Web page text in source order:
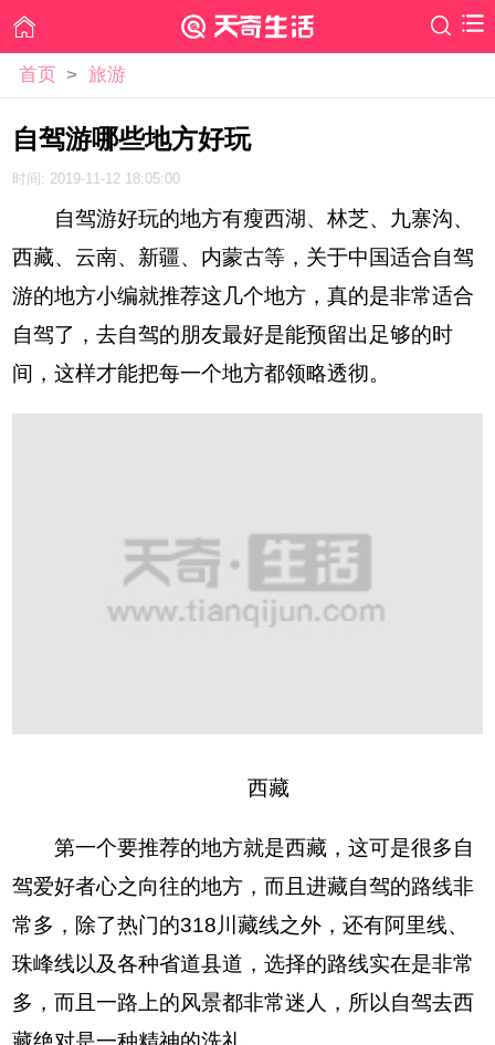
首页 > 旅游
自驾游哪些地方好玩
时间: 2019-11-12 18:05:00
自驾游好玩的地方有瘦西湖、林芝、九寨沟、
西藏、云南、新疆、内蒙古等，关于中国适合自驾
游的地方小编就推荐这几个地方，真的是非常适合
自驾了，去自驾的朋友最好是能预留出足够的时
间，这样才能把每一个地方都领略透彻。
西藏
第一个要推荐的地方就是西藏，这可是很多自
驾爱好者心之向往的地方，而且进藏自驾的路线非
常多，除了热门的318川藏线之外，还有阿里线、
珠峰线以及各种省道县道，选择的路线实在是非常
多，而且一路上的风景都非常迷人，所以自驾去西